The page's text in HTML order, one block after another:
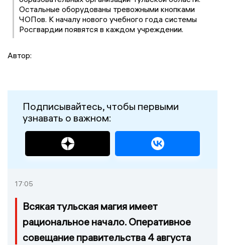
Остальные оборудованы тревожными кнопками
ЧОПов. К началу нового учебного года системы
Росгвардии появятся в каждом учреждении.
Автор:
Подписывайтесь, чтобы первыми
узнавать о важном:
17:05
Всякая тульская магия имеет
рациональное начало. Оперативное
совещание правительства 4 августа